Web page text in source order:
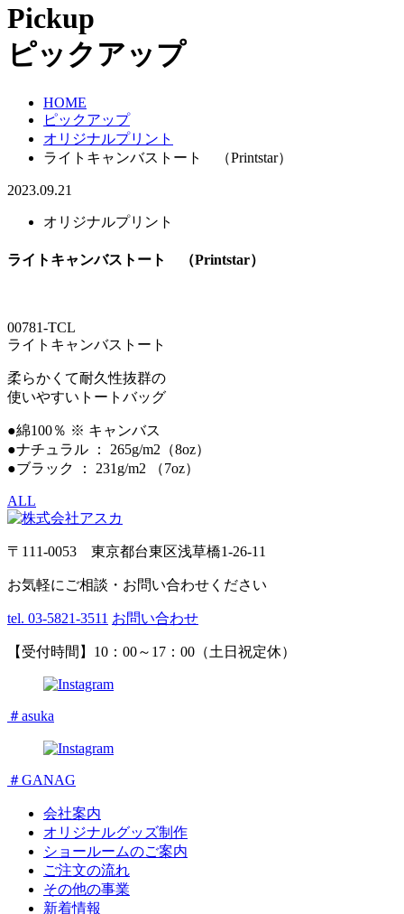
Pickup
ピックアップ
HOME
ピックアップ
オリジナルプリント
ライトキャンバストート （Printstar）
2023.09.21
オリジナルプリント
ライトキャンバストート （Printstar）
00781-TCL
ライトキャンバストート
柔らかくて耐久性抜群の
使いやすいトートバッグ
●綿100％ ※ キャンバス
●ナチュラル ： 265g/m2（8oz）
●ブラック ： 231g/m2 （7oz）
ALL
〒111-0053 東京都台東区浅草橋1-26-11
お気軽にご相談・お問い合わせください
tel. 03-5821-3511 お問い合わせ
【受付時間】10：00～17：00（土日祝定休）
＃asuka
＃GANAG
会社案内
オリジナルグッズ制作
ショールームのご案内
ご注文の流れ
その他の事業
新着情報